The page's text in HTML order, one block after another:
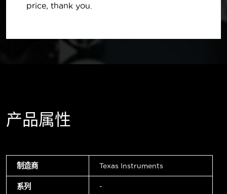
price, thank you.
产品属性
制造商 Texas Instruments
系列 -